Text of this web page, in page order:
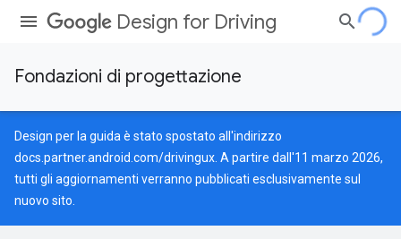
Design for Driving
Fondazioni di progettazione
Design per la guida è stato spostato all'indirizzo
docs.partner.android.com/drivingux . A partire dall'11 marzo 2026,
tutti gli aggiornamenti verranno pubblicati esclusivamente sul
nuovo sito.